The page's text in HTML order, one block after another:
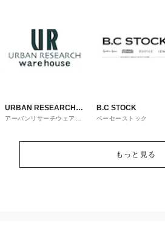
URBAN RESEARCH
ware house
アーバンリサーチウェアハ
B.C STOCK
ベーセーストック
もっと見る